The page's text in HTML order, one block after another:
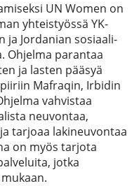
UN Women on
yhteistyössä YK-
ja Jordanian sosiaali-
Ohjelma parantaa
ja lasten pääsyä
Mafraqin, Irbidin
vahvistaa
neuvontaa,
tarjoaa lakineuvontaa
on myös tarjota
jotka